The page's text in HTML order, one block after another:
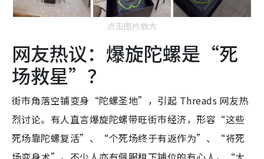
点击图片放大
网友热议：爆旋陀螺是“死
场救星”？
街市角落空铺变身“陀螺圣地”，引起 Threads 网友热
烈讨论。有人直言爆旋陀螺带旺街市经济，形容“这些
死场靠陀螺复活”、“个死场终于有返作为”、“将死